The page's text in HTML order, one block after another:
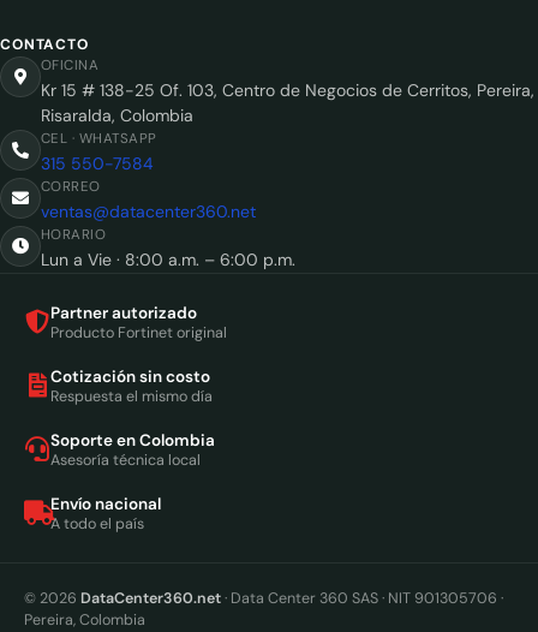
CONTACTO
OFICINA
Kr 15 # 138-25 Of. 103, Centro de Negocios de Cerritos, Pereira,
Risaralda, Colombia
CEL · WHATSAPP
315 550-7584
CORREO
ventas@datacenter360.net
HORARIO
Lun a Vie · 8:00 a.m. – 6:00 p.m.
Partner autorizado
Producto Fortinet original
Cotización sin costo
Respuesta el mismo día
Soporte en Colombia
Asesoría técnica local
Envío nacional
A todo el país
© 2026 DataCenter360.net· Data Center 360 SAS · NIT 901305706 ·
Pereira, Colombia